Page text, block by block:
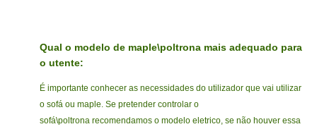
Qual o modelo de maple\poltrona mais adequado para
o utente:
É importante conhecer as necessidades do utilizador que vai utilizar
o sofá ou maple. Se pretender controlar o
sofá\poltrona recomendamos o modelo eletrico, se não houver essa